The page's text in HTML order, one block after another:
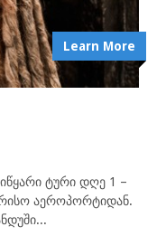
Learn More
ტური დღე 1 –
აეროპორტიდან.